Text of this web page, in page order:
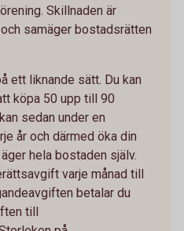
Skillnaden är
samäger bostadsrätten
ett liknande sätt. Du kan
köpa 50 upp till 90
sedan under en
år och därmed öka din
hela bostaden själv.
varje månad till
betalar du
till